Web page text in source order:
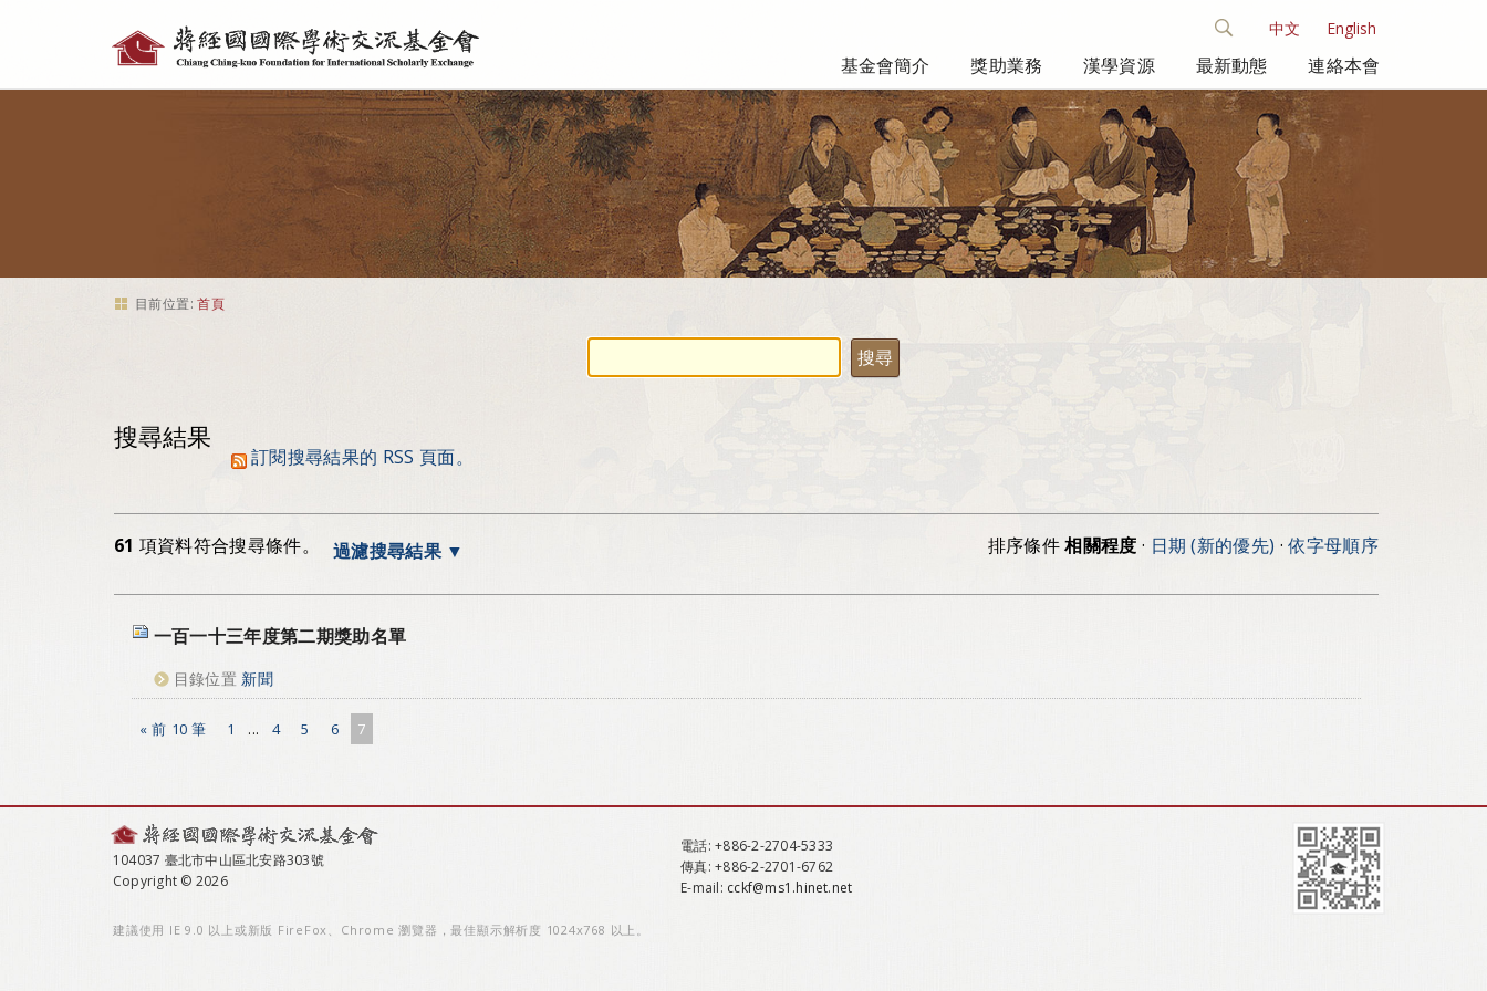
具
中文 English
基金會簡介 獎助業務 漢學資源 最新動態 連絡本會
目前位置: 首頁
搜尋結果
訂閱搜尋結果的 RSS 頁面。
61 項資料符合搜尋條件。 過濾搜尋結果 排序條件相關程度 · 日期 (新的優先) · 依字母順序
一百一十三年度第二期獎助名單
目錄位置 新聞
« 前 10 筆 1 ... 4 5 6 7
104037 臺北市中山區北安路303號
Copyright © 2026
電話: +886-2-2704-5333
傳真: +886-2-2701-6762
E-mail: cckf@ms1.hinet.net
建議使用 IE 9.0 以上或新版 FireFox、Chrome 瀏覽器，最佳顯示解析度 1024x768 以上。